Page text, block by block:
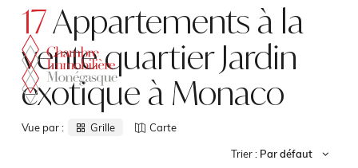
17Appartements à la
vente quartier Jardin
exotique à Monaco
Vue par : Grille Carte
Trier : Par défaut